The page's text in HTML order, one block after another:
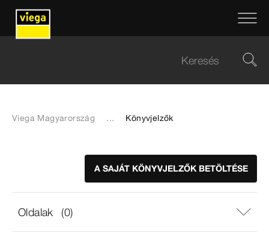
Viega Magyarország ... Könyvjelzők
A SAJÁT KÖNYVJELZŐK BETÖLTÉSE
Oldalak (0)